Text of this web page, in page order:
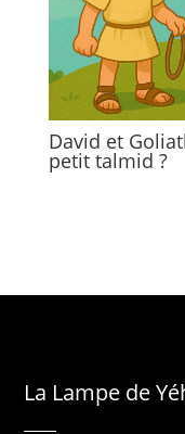
David et
petit talmid ?
La Lampe de